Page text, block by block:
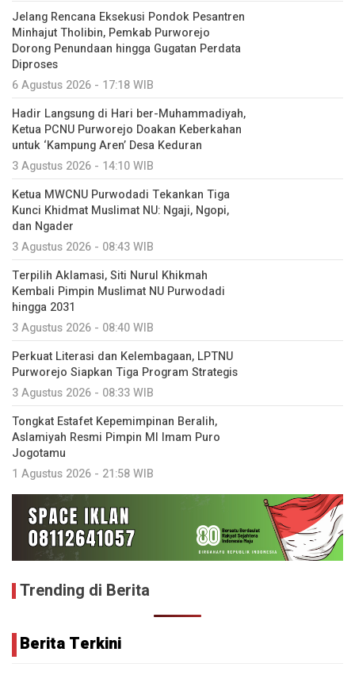
Jelang Rencana Eksekusi Pondok Pesantren
Minhajut Tholibin, Pemkab Purworejo
Dorong Penundaan hingga Gugatan Perdata
Diproses
6 Agustus 2026 - 17:18 WIB
Hadir Langsung di Hari ber-Muhammadiyah,
Ketua PCNU Purworejo Doakan Keberkahan
untuk ‘Kampung Aren’ Desa Keduran
3 Agustus 2026 - 14:10 WIB
Ketua MWCNU Purwodadi Tekankan Tiga
Kunci Khidmat Muslimat NU: Ngaji, Ngopi,
dan Ngader
3 Agustus 2026 - 08:43 WIB
Terpilih Aklamasi, Siti Nurul Khikmah
Kembali Pimpin Muslimat NU Purwodadi
hingga 2031
3 Agustus 2026 - 08:40 WIB
Perkuat Literasi dan Kelembagaan, LPTNU
Purworejo Siapkan Tiga Program Strategis
3 Agustus 2026 - 08:33 WIB
Tongkat Estafet Kepemimpinan Beralih,
Aslamiyah Resmi Pimpin MI Imam Puro
Jogotamu
1 Agustus 2026 - 21:58 WIB
Trending di Berita
Berita Terkini